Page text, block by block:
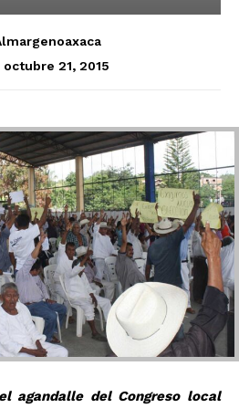
octubre 21, 2015
agandalle del Congreso local